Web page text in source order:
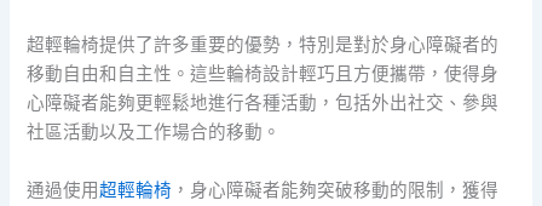
超輕輪椅提供了許多重要的優勢，特別是對於身心障礙者的
移動自由和自主性。這些輪椅設計輕巧且方便攜帶，使得身
心障礙者能夠更輕鬆地進行各種活動，包括外出社交、參與
社區活動以及工作場合的移動。
通過使用超輕輪椅 ，身心障礙者能夠突破移動的限制，獲得